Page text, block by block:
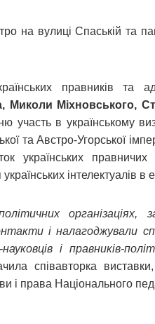
на вулиці Спаській та
правників та
Миколи Міхновського,
участь в українському
та Австро-Угорської
українських правничих
інтелектуалів в
організаціях,
і налагоджували
і правників-
співавторка
і права Національного